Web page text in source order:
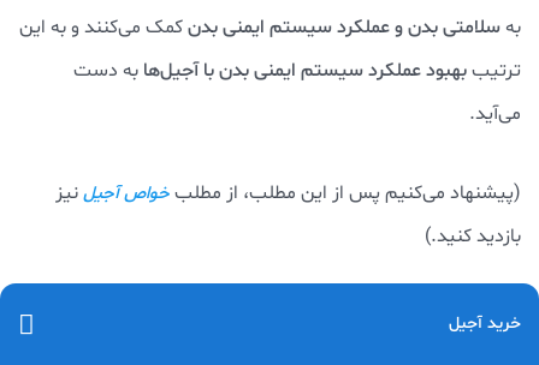
بهسلامتی بدن و عملکرد سیستم ایمنی بدنکمک می‌کنند و به این
ترتیببهبود عملکرد سیستم ایمنی بدن با آجیل‌ها به دست
می‌آید.
(پیشنهاد می‌کنیم پس از این مطلب، از مطلبخواص آجیلنیز
بازدید کنید.)
خرید آجیل از وبسایت حاجی بادومی
خرید آجیل